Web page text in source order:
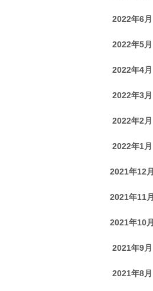
2022年6月
2022年5月
2022年4月
2022年3月
2022年2月
2022年1月
2021年12月
2021年11月
2021年10月
2021年9月
2021年8月